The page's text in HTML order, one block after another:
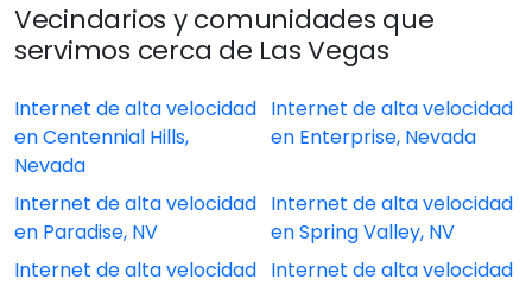
Vecindarios y comunidades que
servimos cerca de Las Vegas
Internet de alta velocidad
en Centennial Hills,
Nevada
Internet de alta velocidad
en Enterprise, Nevada
Internet de alta velocidad
en Paradise, NV
Internet de alta velocidad
en Spring Valley, NV
Internet de alta velocidad Internet de alta velocidad